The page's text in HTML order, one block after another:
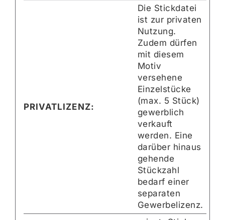
PRIVATLIZENZ:
Die Stickdatei
ist zur privaten
Nutzung.
Zudem dürfen
mit diesem
Motiv
versehene
Einzelstücke
(max. 5 Stück)
gewerblich
verkauft
werden. Eine
darüber hinaus
gehende
Stückzahl
bedarf einer
separaten
Gewerbelizenz.